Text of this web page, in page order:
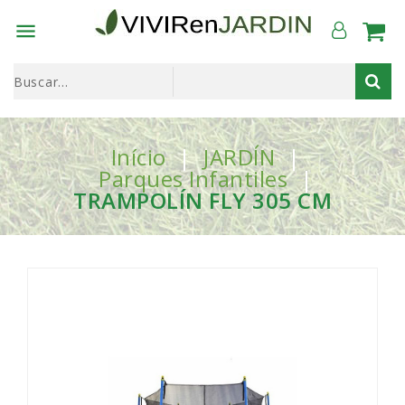

Início JARDÍN
Parques Infantiles
TRAMPOLÍN FLY 305 CM